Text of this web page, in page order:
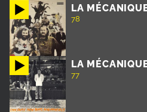
LA
78
LA
77